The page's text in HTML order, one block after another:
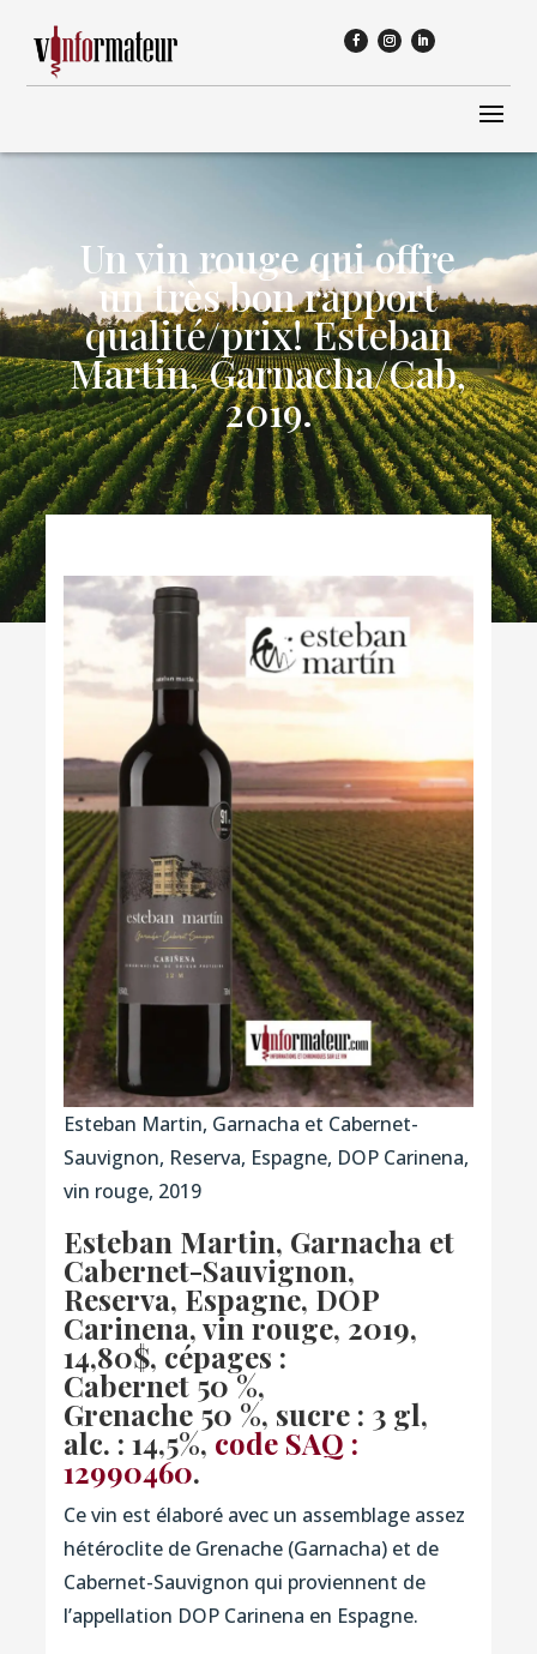
Un vin rouge qui offre
un très bon rapport
qualité/prix! Esteban
Martin, Garnacha/Cab,
2019.
Esteban Martin, Garnacha et Cabernet-
Sauvignon, Reserva, Espagne, DOP Carinena,
vin rouge, 2019
Esteban Martin, Garnacha et
Cabernet-Sauvignon,
Reserva, Espagne, DOP
Carinena, vin rouge, 2019,
14,80$, cépages :
Cabernet 50 %,
Grenache 50 %, sucre : 3 gl,
alc. : 14,5%,code SAQ :
12990460.
Ce vin est élaboré avec un assemblage assez
hétéroclite de Grenache (Garnacha) et de
Cabernet-Sauvignon qui proviennent de
l’appellation DOP Carinena en Espagne.